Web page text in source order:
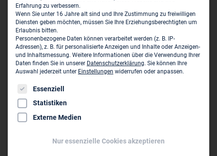
Team für Technik GmbH
Zielstattstraße 11
D-81379 München
089 89 14 61 0
www.tftgmbh.de
Persönliche Vertreter im VBI:
Dipl.-Wirt.-Ing. (FH) Christian Eberl
Erfahrung zu verbessern.
Wenn Sie unter 16 Jahre alt sind und Ihre Zustimmung zu freiwilligen
Diensten geben möchten, müssen Sie Ihre Erziehungsberechtigten um
Erlaubnis bitten.
Personenbezogene Daten können verarbeitet werden (z. B. IP-
Adressen), z. B. für personalisierte Anzeigen und Inhalte oder Anzeigen-
und Inhaltsmessung. Weitere Informationen über die Verwendung Ihrer
Daten finden Sie in unserer Datenschutzerklärung. Sie können Ihre
Auswahl jederzeit unter Einstellungen widerrufen oder anpassen.
Es folgt eine Liste der Service-Gruppen, für die eine
Essenziell
Statistiken
Externe Medien
Nur essenzielle Cookies akzeptieren